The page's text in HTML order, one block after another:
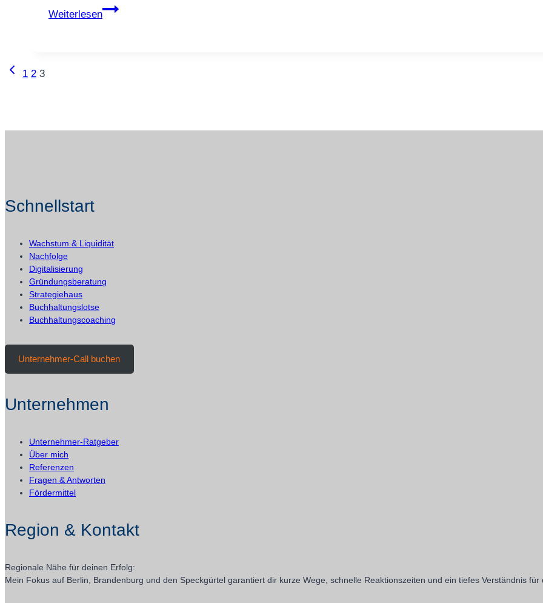
Weiterlesen
Volle
Seitennavigation
Vorherige
1 2 3
Schnellstart
Wachstum & Liquidität
Nachfolge
Digitalisierung
Gründungsberatung
Strategiehaus
Buchhaltungslotse
Buchhaltungscoaching
Unternehmer-Call buchen
Unternehmen
Unternehmer-Ratgeber
Über mich
Referenzen
Fragen & Antworten
Fördermittel
Region & Kontakt
Regionale Nähe für deinen Erfolg:
Mein Fokus auf Berlin, Brandenburg und den Speckgürtel garantiert dir kurze Wege, schnelle Reaktionszeiten und ein tiefes Verständnis für